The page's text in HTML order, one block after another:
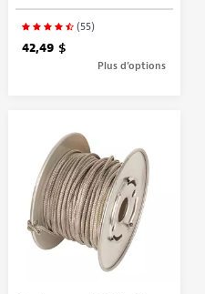
(55)
42,49 $
Plus d’options